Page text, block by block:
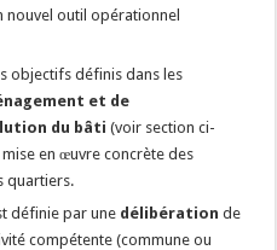
nouvel outil opérationnel
objectifs définis dans les
et de
du bâti (voir section ci-
mise en œuvre concrète des
quartiers.
définie par une délibération de
compétente (commune ou